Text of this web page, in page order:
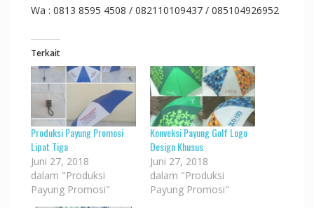
Wa : 0813 8595 4508 / 082110109437 / 085104926952
Terkait
Produksi Payung Promosi
Lipat Tiga
Juni 27, 2018
dalam "Produksi
Payung Promosi"
Konveksi Payung Golf Logo
Design Khusus
Juni 27, 2018
dalam "Produksi
Payung Promosi"